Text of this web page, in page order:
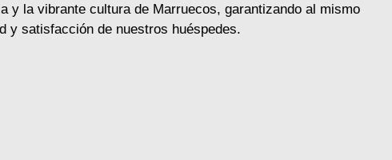
y la vibrante cultura de Marruecos, garantizando al mismo
y satisfacción de nuestros huéspedes.